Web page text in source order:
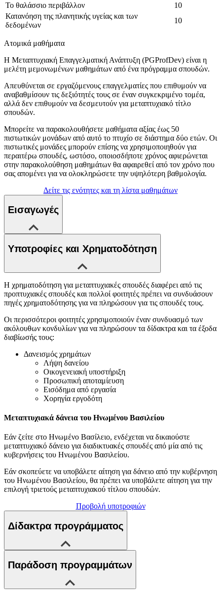
Το θαλάσσιο περιβάλλον
10
Κατανόηση της πλανητικής υγείας και των
δεδομένων
10
Ατομικά μαθήματα
Η Μεταπτυχιακή Επαγγελματική Ανάπτυξη (PGProfDev) είναι η
μελέτη μεμονωμένων μαθημάτων από ένα πρόγραμμα σπουδών.
Απευθύνεται σε εργαζόμενους επαγγελματίες που επιθυμούν να
αναβαθμίσουν τις δεξιότητές τους σε έναν συγκεκριμένο τομέα,
αλλά δεν επιθυμούν να δεσμευτούν για μεταπτυχιακό τίτλο
σπουδών.
Μπορείτε να παρακολουθήσετε μαθήματα αξίας έως 50
πιστωτικών μονάδων από αυτό το πτυχίο σε διάστημα δύο ετών. Οι
πιστωτικές μονάδες μπορούν επίσης να χρησιμοποιηθούν για
περαιτέρω σπουδές, ωστόσο, οποιοσδήποτε χρόνος αφιερώνεται
στην παρακολούθηση μαθημάτων θα αφαιρεθεί από τον χρόνο που
σας απομένει για να ολοκληρώσετε την υψηλότερη βαθμολογία.
Δείτε τις ενότητες και τη λίστα μαθημάτων
Εισαγωγές
Υποτροφίες και Χρηματοδότηση
Η χρηματοδότηση για μεταπτυχιακές σπουδές διαφέρει από τις
προπτυχιακές σπουδές και πολλοί φοιτητές πρέπει να συνδυάσουν
πηγές χρηματοδότησης για να πληρώσουν για τις σπουδές τους.
Οι περισσότεροι φοιτητές χρησιμοποιούν έναν συνδυασμό των
ακόλουθων κονδυλίων για να πληρώσουν τα δίδακτρα και τα έξοδα
διαβίωσής τους:
Δανεισμός χρημάτων
Λήψη δανείου
Οικογενειακή υποστήριξη
Προσωπική αποταμίευση
Εισόδημα από εργασία
Χορηγία εργοδότη
Μεταπτυχιακά δάνεια του Ηνωμένου Βασιλείου
Εάν ζείτε στο Ηνωμένο Βασίλειο, ενδέχεται να δικαιούστε
μεταπτυχιακό δάνειο για διαδικτυακές σπουδές από μία από τις
κυβερνήσεις του Ηνωμένου Βασιλείου.
Εάν σκοπεύετε να υποβάλετε αίτηση για δάνειο από την κυβέρνηση
του Ηνωμένου Βασιλείου, θα πρέπει να υποβάλετε αίτηση για την
επιλογή τριετούς μεταπτυχιακού τίτλου σπουδών.
Προβολή υποτροφιών
Δίδακτρα προγράμματος
Παράδοση προγραμμάτων